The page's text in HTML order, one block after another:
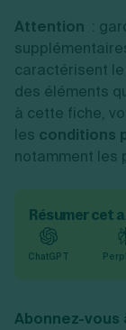
Attention :
caractérisent
des éléments
à cette fiche,
les conditions
notamment les
Résumer cet
ChatGPT
Abonnez-vous